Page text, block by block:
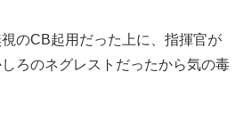
のCB起用だった上に、指揮官が
ろのネグレストだったから気の毒